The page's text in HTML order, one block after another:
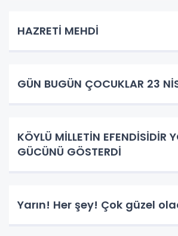
HAZRETİ MEHDİ
GÜN BUGÜN ÇOCUKLAR 23
KÖYLÜ MİLLETİN EFENDİSİDİR YOZGAT'TA
GÜCÜNÜ GÖSTERDİ
Yarın! Her şey! Çok